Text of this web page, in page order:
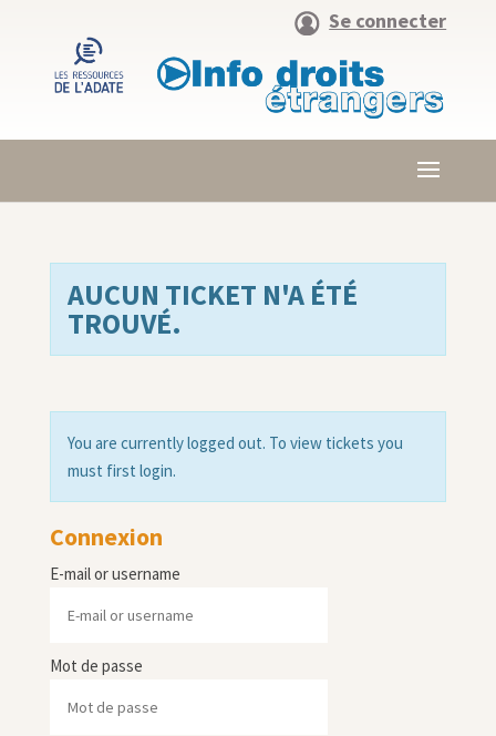
Se connecter
AUCUN TICKET N'A ÉTÉ
TROUVÉ.
You are currently logged out. To view tickets you
must first login.
Connexion
E-mail or username
Mot de passe